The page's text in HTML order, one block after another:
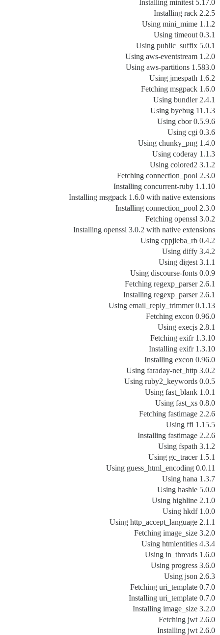
Installing minitest 5.17.0
Installing rack 2.2.5
Using mini_mime 1.1.2
Using timeout 0.3.1
Using public_suffix 5.0.1
Using aws-eventstream 1.2.0
Using aws-partitions 1.583.0
Using jmespath 1.6.2
Fetching msgpack 1.6.0
Using bundler 2.4.1
Using byebug 11.1.3
Using cbor 0.5.9.6
Using cgi 0.3.6
Using chunky_png 1.4.0
Using coderay 1.1.3
Using colored2 3.1.2
Fetching connection_pool 2.3.0
Installing concurrent-ruby 1.1.10
Installing msgpack 1.6.0 with native extensions
Installing connection_pool 2.3.0
Fetching openssl 3.0.2
Installing openssl 3.0.2 with native extensions
Using cppjieba_rb 0.4.2
Using diffy 3.4.2
Using digest 3.1.1
Using discourse-fonts 0.0.9
Fetching regexp_parser 2.6.1
Installing regexp_parser 2.6.1
Using email_reply_trimmer 0.1.13
Fetching excon 0.96.0
Using execjs 2.8.1
Fetching exifr 1.3.10
Installing exifr 1.3.10
Installing excon 0.96.0
Using faraday-net_http 3.0.2
Using ruby2_keywords 0.0.5
Using fast_blank 1.0.1
Using fast_xs 0.8.0
Fetching fastimage 2.2.6
Using ffi 1.15.5
Installing fastimage 2.2.6
Using fspath 3.1.2
Using gc_tracer 1.5.1
Using guess_html_encoding 0.0.11
Using hana 1.3.7
Using hashie 5.0.0
Using highline 2.1.0
Using hkdf 1.0.0
Using http_accept_language 2.1.1
Fetching image_size 3.2.0
Using htmlentities 4.3.4
Using in_threads 1.6.0
Using progress 3.6.0
Using json 2.6.3
Fetching uri_template 0.7.0
Installing uri_template 0.7.0
Installing image_size 3.2.0
Fetching jwt 2.6.0
Installing jwt 2.6.0